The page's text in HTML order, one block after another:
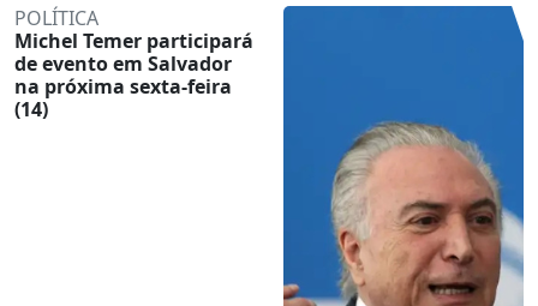
POLÍTICA
Michel Temer participará
de evento em Salvador
na próxima sexta-feira
(14)